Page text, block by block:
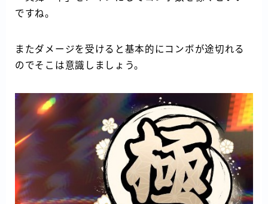
ですね。
またダメージを受けると基本的にコンボが途切れる
のでそこは意識しましょう。